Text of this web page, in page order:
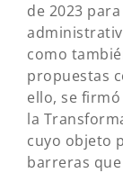
de 2023
como
propuestas
ello, se
la
cuyo objeto
barreras